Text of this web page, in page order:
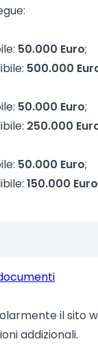
50.000 Euro;
500.000
50.000 Euro;
250.000
50.000 Euro;
150.000 Euro
il sito
addizionali.